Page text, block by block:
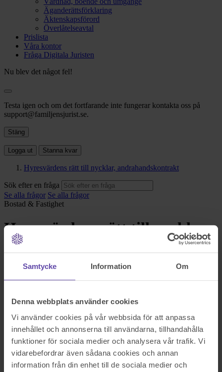
Samtycke Information Om
Denna webbplats använder cookies
Vi använder cookies på vår webbsida för att anpassa
innehållet och annonserna till användarna, tillhandahålla
funktioner för sociala medier och analysera vår trafik. Vi
vidarebefordrar även sådana cookies och annan
information från din enhet till de sociala medier och
Äganderättsförklaring
Äktenskapsförord
Överlåtelseavtal
Prislista
Våra kontor
Fråga Digitala Juristen
Nu blev det något fel!
Testa igen och om det fortfarande inte fungerar kontakta oss på
support@familjensjurist.se.
Stäng
Logga ut Stanna kvar
Hyresvärdens rätt till nycklar, andrahandskontrakt
Sök efter en fråga
Se alla frågor Se alla frågor
Bostad & Fastighet
Hyresvärdens rätt till nycklar,
andrahandskontrakt
Jag vill hyra ut min nyproducerade bostadsrätt. Jag har godkännande
får jag behålla en nyckel uposättning under uthyrnings tid?
Uthyrning andra hand kontrakt har jag köpt på akademi bokhandeln
.räcker det med den blanketten?
Tacksam för snabbt svar
Me vänlig hälsning
Sök efter en fråga
Se alla frågor
Boka tid med jurist